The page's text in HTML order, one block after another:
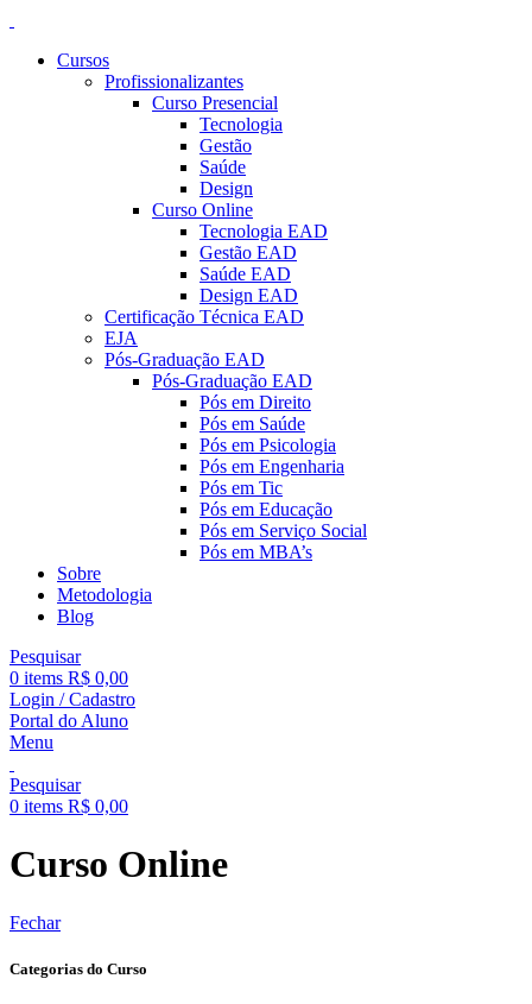
Cursos
Profissionalizantes
Curso Presencial
Tecnologia
Gestão
Saúde
Design
Curso Online
Tecnologia EAD
Gestão EAD
Saúde EAD
Design EAD
Certificação Técnica EAD
EJA
Pós-Graduação EAD
Pós-Graduação EAD
Pós em Direito
Pós em Saúde
Pós em Psicologia
Pós em Engenharia
Pós em Tic
Pós em Educação
Pós em Serviço Social
Pós em MBA’s
Sobre
Metodologia
Blog
Pesquisar
0 items R$ 0,00
Login / Cadastro
Portal do Aluno
Menu
Pesquisar
0 items R$ 0,00
Curso Online
Fechar
Categorias do Curso